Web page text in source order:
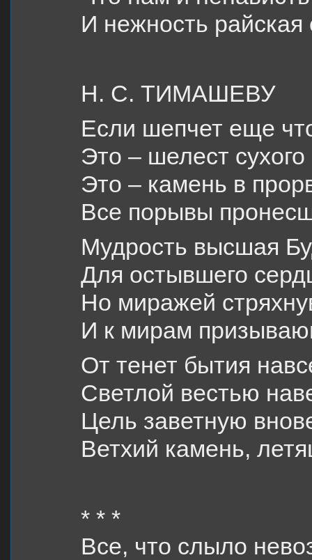
И нежность райская
Н. С. ТИМАШЕВУ
Если шепчет еще
Это – шелест
Это – камень в
Все порывы
Мудрость высшая
Для остывшего
Но миражей
И к мирам
От тенет бытия
Светлой вестью
Цель заветную
Ветхий камень,
* * *
Все, что слыло